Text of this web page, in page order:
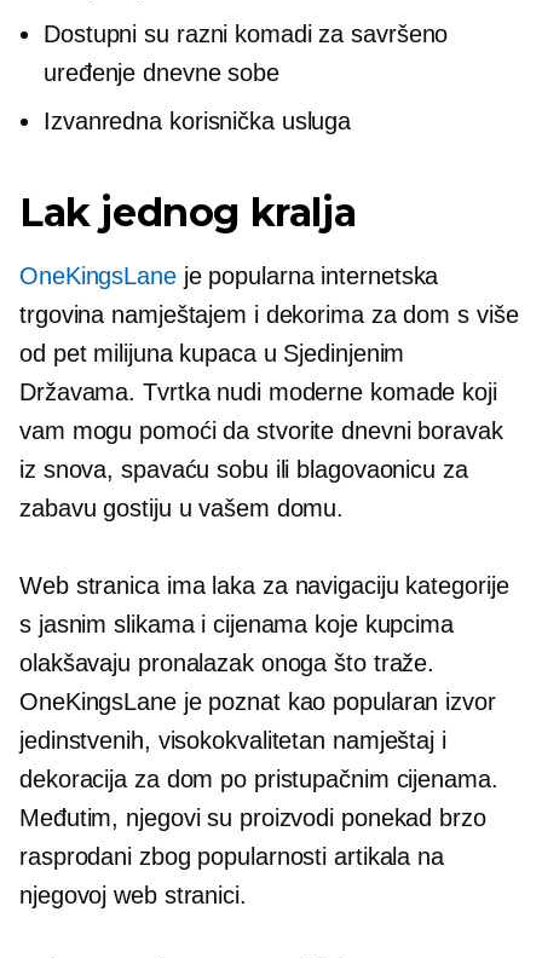
Dostupni su razni komadi za savršeno
uređenje dnevne sobe
Izvanredna korisnička usluga
Lak jednog kralja
OneKingsLaneje popularna internetska
trgovina namještajem i dekorima za dom s više
od pet milijuna kupaca u Sjedinjenim
Državama. Tvrtka nudi moderne komade koji
vam mogu pomoći da stvorite dnevni boravak
iz snova, spavaću sobu ili blagovaonicu za
zabavu gostiju u vašem domu.
Web stranica ima laka za navigaciju kategorije
s jasnim slikama i cijenama koje kupcima
olakšavaju pronalazak onoga što traže.
OneKingsLane je poznat kao popularan izvor
jedinstvenih, visokokvalitetan namještaj i
dekoracija za dom po pristupačnim cijenama.
Međutim, njegovi su proizvodi ponekad brzo
rasprodani zbog popularnosti artikala na
njegovoj web stranici.